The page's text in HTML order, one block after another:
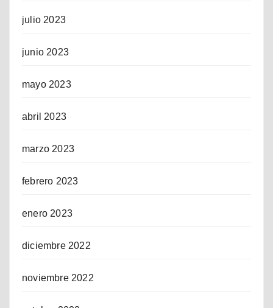
julio 2023
junio 2023
mayo 2023
abril 2023
marzo 2023
febrero 2023
enero 2023
diciembre 2022
noviembre 2022